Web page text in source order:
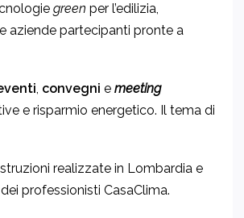
green per l’edilizia,
aziende partecipanti pronte a
, convegni e meeting
e risparmio energetico. Il tema di
realizzate in Lombardia e
professionisti CasaClima.